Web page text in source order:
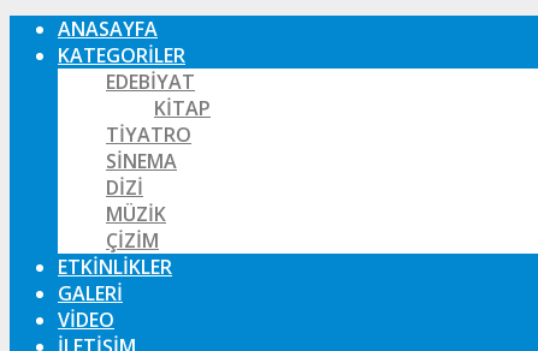
ANASAYFA
KATEGORILER
EDEBIYAT
KITAP
TIYATRO
SINEMA
DIZI
MÜZIK
ÇIZIM
ETKINLIKLER
GALERI
VIDEO